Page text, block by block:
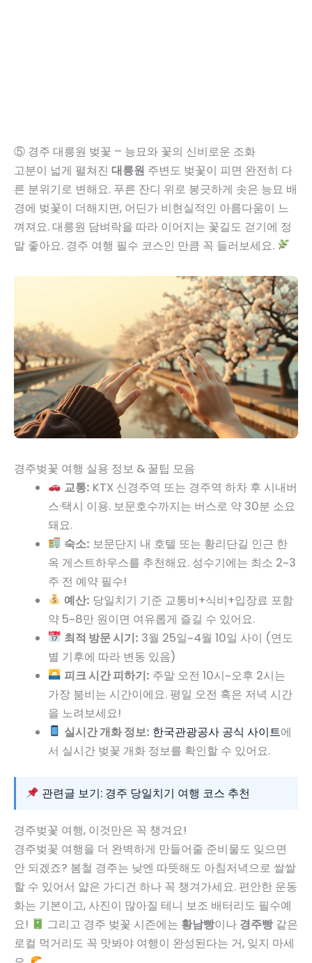
⑤ 경주 대릉원 벚꽃 – 능묘와 꽃의 신비로운 조화
고분이 넓게 펼쳐진 대릉원 주변도 벚꽃이 피면 완전히 다
른 분위기로 변해요. 푸른 잔디 위로 봉긋하게 솟은 능묘 배
경에 벚꽃이 더해지면, 어딘가 비현실적인 아름다움이 느
껴져요. 대릉원 담벼락을 따라 이어지는 꽃길도 걷기에 정
말 좋아요. 경주 여행 필수 코스인 만큼 꼭 들러보세요.
경주벚꽃 여행 실용 정보 & 꿀팁 모음
교통: KTX 신경주역 또는 경주역 하차 후 시내버
스·택시 이용. 보문호수까지는 버스로 약 30분 소요
돼요.
숙소: 보문단지 내 호텔 또는 황리단길 인근 한
옥 게스트하우스를 추천해요. 성수기에는 최소 2~3
주 전 예약 필수!
예산: 당일치기 기준 교통비+식비+입장료 포함
약 5~8만 원이면 여유롭게 즐길 수 있어요.
최적 방문 시기: 3월 25일~4월 10일 사이 (연도
별 기후에 따라 변동 있음)
피크 시간 피하기: 주말 오전 10시~오후 2시는
가장 붐비는 시간이에요. 평일 오전 혹은 저녁 시간
을 노려보세요!
실시간 개화 정보: 한국관광공사 공식 사이트에
서 실시간 벚꽃 개화 정보를 확인할 수 있어요.
관련글 보기: 경주 당일치기 여행 코스 추천
경주벚꽃 여행, 이것만은 꼭 챙겨요!
경주벚꽃 여행을 더 완벽하게 만들어줄 준비물도 잊으면
안 되겠죠? 봄철 경주는 낮엔 따뜻해도 아침저녁으로 쌀쌀
할 수 있어서 얇은 가디건 하나 꼭 챙겨가세요. 편안한 운동
화는 기본이고, 사진이 많아질 테니 보조 배터리도 필수예
요!
그리고 경주 벚꽃 시즌에는 황남빵이나 경주빵같은
로컬 먹거리도 꼭 맛봐야 여행이 완성된다는 거, 잊지 마세